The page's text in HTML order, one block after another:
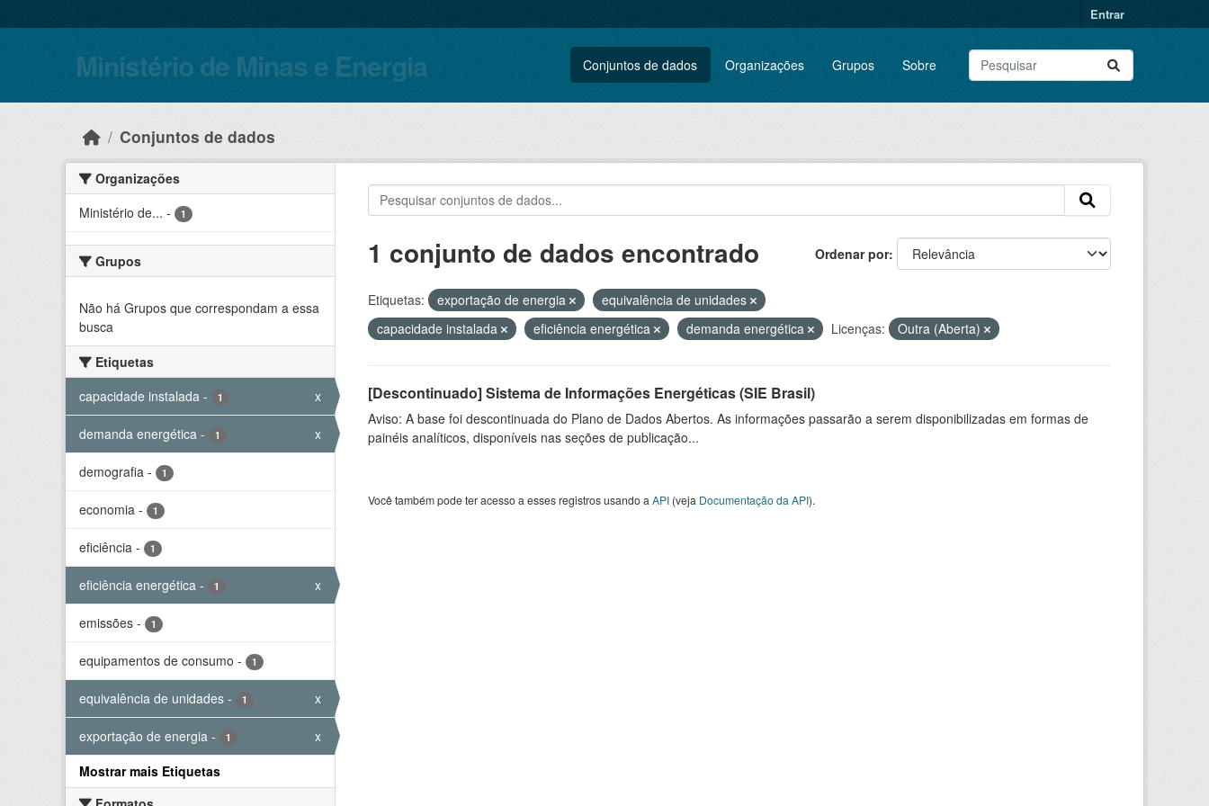
Entrar
Ministério de Minas e Energia Conjuntos de dados Organizações Grupos Sobre
Conjuntos de dados
Organizações
Ministério de... - 1
Grupos
Não há Grupos que correspondam a essa
busca
Etiquetas
capacidade instalada - 1 x
demanda energética - 1 x
demografia - 1
economia - 1
eficiência - 1
eficiência energética - 1 x
emissões - 1
equipamentos de consumo - 1
equivalência de unidades - 1 x
exportação de energia - 1
x
Mostrar mais Etiquetas
Ordenar por
1 conjunto de dados encontrado
Etiquetas: exportação de energia
equivalência de unidades
capacidade instalada
eficiência energética demanda energética Licenças: Outra (Aberta)
[Descontinuado] Sistema de Informações Energéticas (SIE Brasil)
Aviso: A base foi descontinuada do Plano de Dados Abertos. As informações passarão a serem disponibilizadas em formas de
painéis analíticos, disponíveis nas seções de publicação...
Você também pode ter acesso a esses registros usando a API(veja Documentação da API).